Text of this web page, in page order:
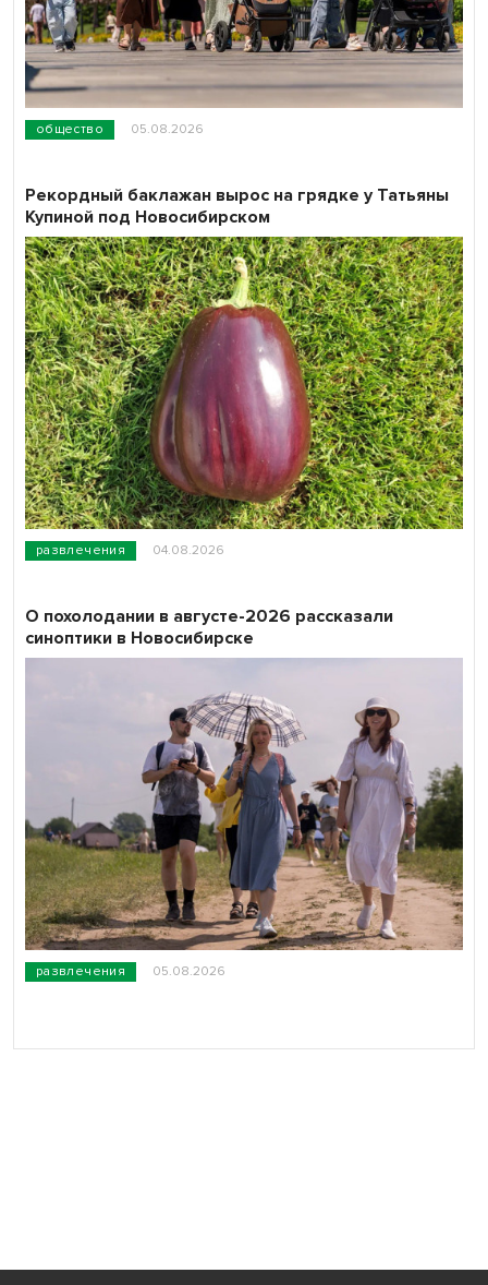
общество 05.08.2026
развлечения 04.08.2026
Рекордный баклажан вырос на грядке у Татьяны
Купиной под Новосибирском
развлечения 05.08.2026
О похолодании в августе-2026 рассказали
синоптики в Новосибирске